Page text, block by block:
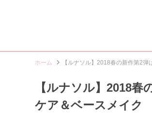
ホーム 【ルナソル】2018春の新作第2
【ルナソル】2018
ケア＆ベースメイク